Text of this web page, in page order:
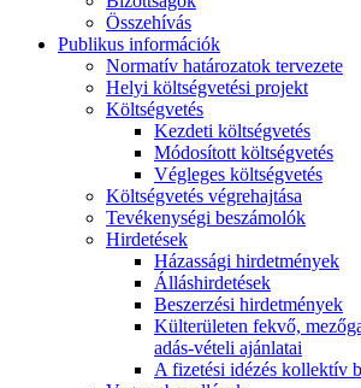
Összehívás
Publikus információk
Normatív határozatok tervezete
Helyi költségvetési projekt
Költségvetés
Kezdeti költségvetés
Módosított költségvetés
Végleges költségvetés
Költségvetés végrehajtása
Tevékenységi beszámolók
Hirdetések
Házassági hirdetmények
Álláshirdetések
Beszerzési hirdetmények
Külterületen fekvő,
adás-vételi ajánlatai
A fizetési idézés kollektív